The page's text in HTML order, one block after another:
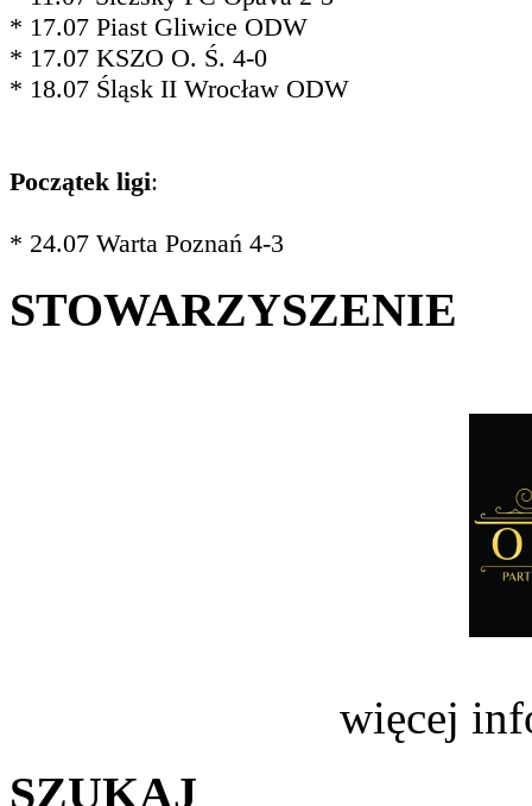
* 17.07 Piast Gliwice ODW
* 17.07 KSZO O. Ś. 4-0
* 18.07 Śląsk II Wrocław ODW
Początek ligi:
* 24.07 Warta Poznań 4-3
STOWARZYSZENIE
więcej
SZUKAJ